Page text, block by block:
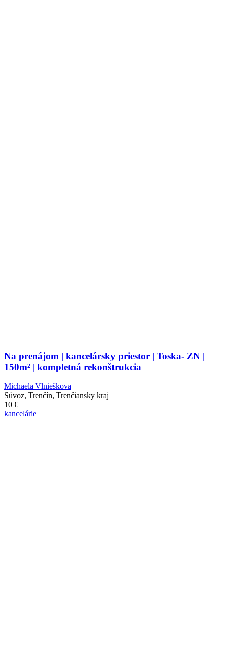
Na prenájom | kancelársky priestor | Toska- ZN |
150m² | kompletná rekonštrukcia
Michaela Vlnieškova
Súvoz, Trenčín, Trenčiansky kraj
10 €
kancelárie